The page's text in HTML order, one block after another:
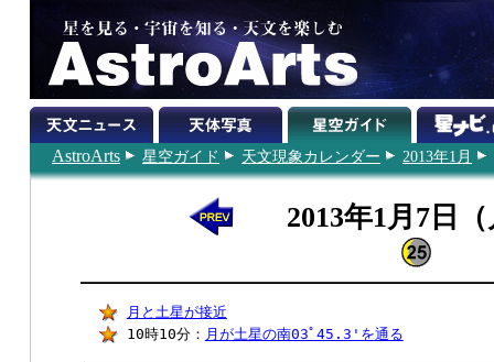
AstroArts 星空ガイド 天文現象カレンダー 2013年1月
2013年1月7日
月と土星が接近
10時10分： 月が土星の南03ﾟ45.3'を通る